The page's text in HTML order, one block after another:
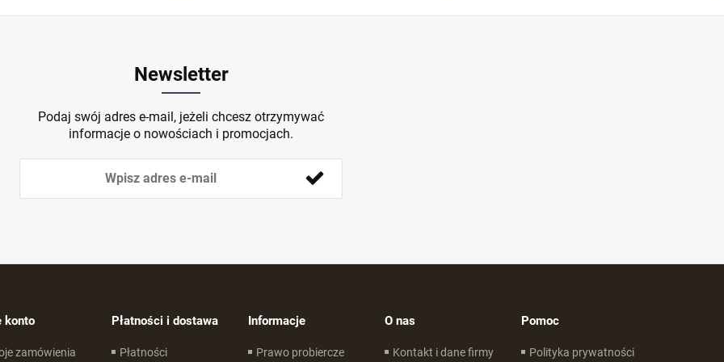
Newsletter
Podaj swój adres e-mail, jeżeli chcesz otrzymywać
informacje o nowościach i promocjach.
konto
zamówienia
Płatności i dostawa
Płatności
Informacje
Prawo probiercze
O nas
Kontakt i dane firmy
Pomoc
Polityka prywatności